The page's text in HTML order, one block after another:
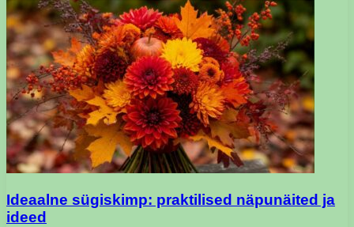
Ideaalne sügiskimp: praktilised näpunäited ja
ideed